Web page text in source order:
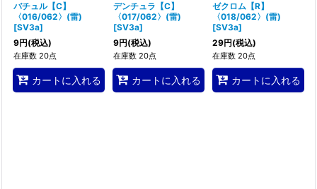
バチュル【C】
〈016/062〉(雷)
[SV3a]
9円(税込)
在庫数 20点
カートに入れる
デンチュラ【C】
〈017/062〉(雷)
[SV3a]
9円(税込)
在庫数 20点
カートに入れる
ゼクロム【R】
〈018/062〉(雷)
[SV3a]
29円(税込)
在庫数 20点
カートに入れる